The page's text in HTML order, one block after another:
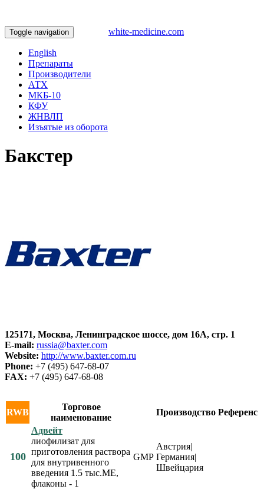
Toggle navigation white-medicine.com
English
Препараты
Производители
АТХ
МКБ-10
КФУ
ЖНВЛП
Изъятые из оборота
Бакстер
125171, Москва, Ленинградское шоссе, дом 16А, стр. 1
E-mail: russia@baxter.com
Website: http://www.baxter.com.ru
Phone: +7 (495) 647-68-07
FAX: +7 (495) 647-68-08
RWB
Торговое
наименование
Производство Референс
100
Адвейт
лиофилизат для
приготовления раствора
для внутривенного
введения 1.5 тыс.МЕ,
флаконы - 1
GMP
Австрия|
Германия|
Швейцария